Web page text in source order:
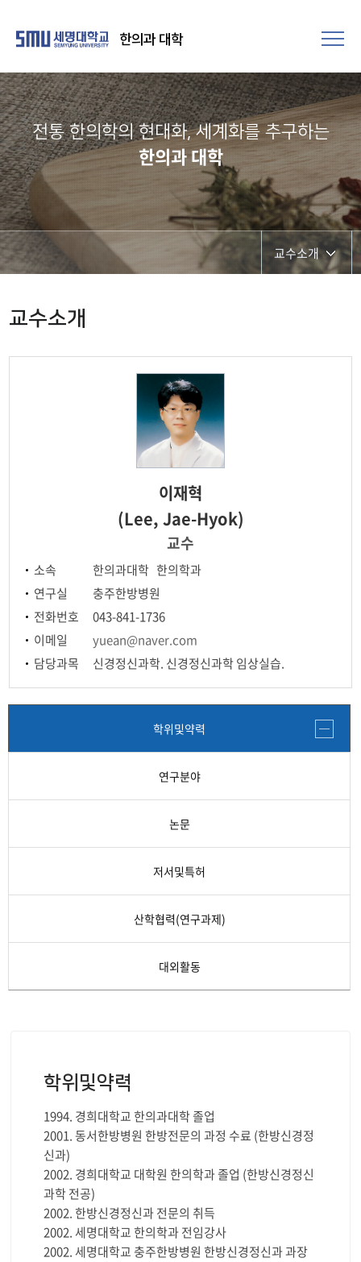
한의과 대학
전통 한의학의 현대화, 세계화를 추구하는​
한의과 대학
교수소개
교수소개
이재혁
(Lee, Jae-Hyok)
교수
소속
한의과대학 한의학과
연구실
충주한방병원
전화번호
043-841-1736
이메일
yuean@naver.com
담당과목
신경정신과학. 신경정신과학 임상실습.
학위및약력
연구분야
논문
저서및특허
산학협력(연구과제)
대외활동
학위및약력
1994. 경희대학교 한의과대학 졸업
2001. 동서한방병원 한방전문의 과정 수료 (한방신경정
신과)
2002. 경희대학교 대학원 한의학과 졸업 (한방신경정신
과학 전공)
2002. 한방신경정신과 전문의 취득
2002. 세명대학교 한의학과 전임강사
2002. 세명대학교 충주한방병원 한방신경정신과 과장